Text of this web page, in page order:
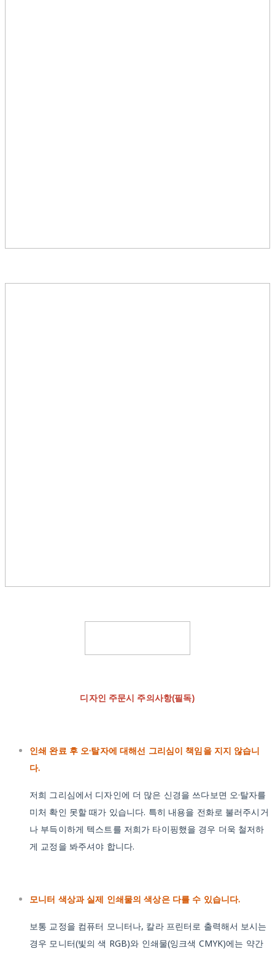
디자인 주문시 주의사항(필독)
인쇄 완료 후 오·탈자에 대해선 그리심이 책임을 지지 않습니
다.
저희 그리심에서 디자인에 더 많은 신경을 쓰다보면 오·탈자를
미처 확인 못할 때가 있습니다. 특히 내용을 전화로 불러주시거
나 부득이하게 텍스트를 저희가 타이핑했을 경우 더욱 철저하
게 교정을 봐주셔야 합니다.
모니터 색상과 실제 인쇄물의 색상은 다를 수 있습니다.
보통 교정을 컴퓨터 모니터나, 칼라 프린터로 출력해서 보시는
경우 모니터(빛의 색 RGB)와 인쇄물(잉크색 CMYK)에는 약간